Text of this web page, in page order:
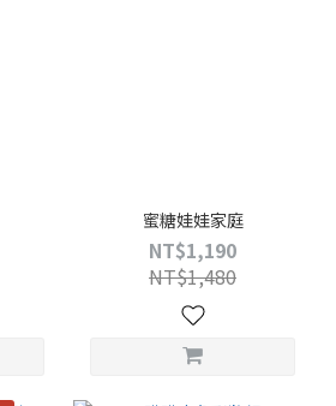
蜜糖娃娃家庭
NT$1,190
NT$1,480